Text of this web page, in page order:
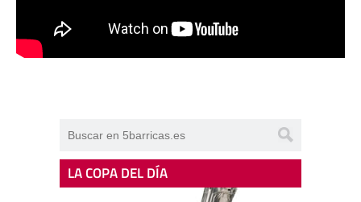
LA COPA DEL DÍA